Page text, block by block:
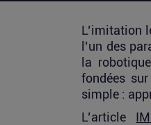
L’imitation
l’un des
la
fondées
simple :
L’article